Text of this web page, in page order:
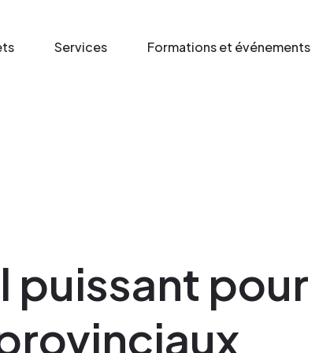
Services Formations et événements
puissant pour